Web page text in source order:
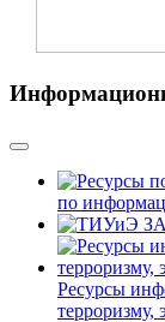
по
Ресурсы
терроризму,